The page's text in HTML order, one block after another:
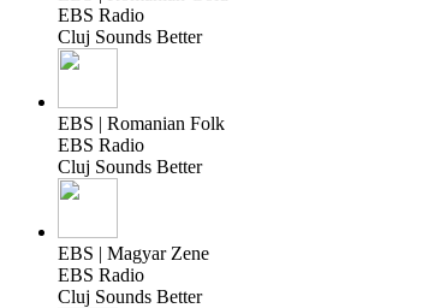
EBS Radio
Cluj Sounds Better
EBS | Romanian Folk
EBS Radio
Cluj Sounds Better
EBS | Magyar Zene
EBS Radio
Cluj Sounds Better